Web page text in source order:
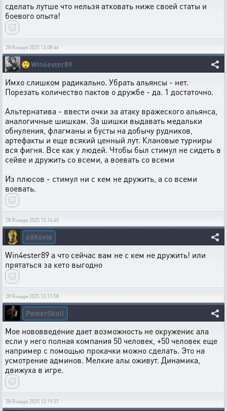
сделать лутше что нельзя атковать ниже своей статы и
боевого опыта!
28 Января 2025 13:08:46
😲Win4ester89
Имхо слишком радикально. Убрать альянсы - нет.
Порезать количество пактов о дружбе - да. 1 достаточно.
Альтернатива - ввести очки за атаку вражеского альянса,
аналогичные шишкам. За шишки выдавать медальки
обнуления, флагманы и бусты на добычу рудников,
артефакты и еще всякий ценный лут. Клановые турниры
вся фигня. Все как у людей. Чтобы был стимул не сидеть в
сейве и дружить со всеми, а воевать со всеми
Из плюсов - стимул ни с кем не дружить, а со всеми
воевать.
28 Января 2025 13:14:45
68Kovid
Win4ester89 а что сейчас вам не с кем не дружить! или
прятаться за кето выгодно
28 Января 2025 13:17:58
PowerSkull
Мое нововведение дает возможность не окружениє ала
если у него полная компания 50 человек, +50 человек еще
например с помощью прокачки можно сделать. Это на
усмотрение админов. Мелкие алы оживут. Динамика,
движуха в игре.
28 Января 2025 13:19:57